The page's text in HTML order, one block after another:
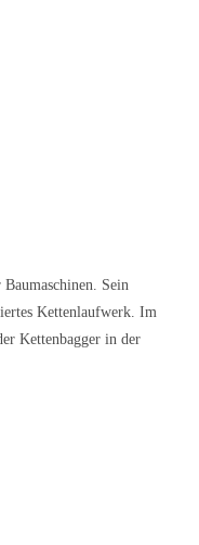
Sein
Kettenlaufwerk. Im
Kettenbagger in der